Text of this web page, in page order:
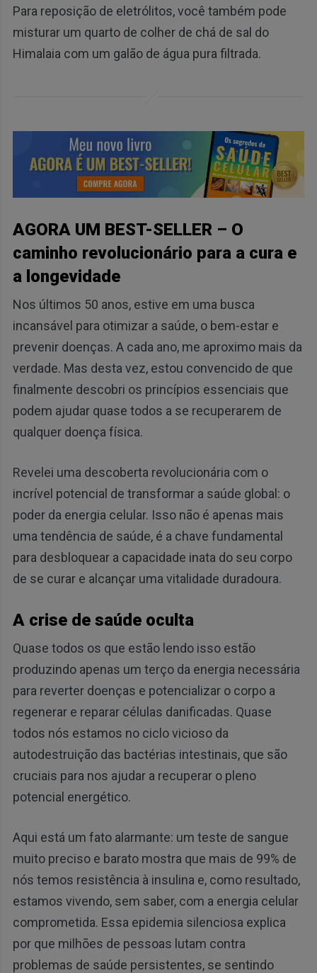
Para reposição de eletrólitos, você também pode
misturar um quarto de colher de chá de sal do
Himalaia com um galão de água pura filtrada.
AGORA UM BEST-SELLER – O
caminho revolucionário para a cura e
a longevidade
Nos últimos 50 anos, estive em uma busca
incansável para otimizar a saúde, o bem-estar e
prevenir doenças. A cada ano, me aproximo mais da
verdade. Mas desta vez, estou convencido de que
finalmente descobri os princípios essenciais que
podem ajudar quase todos a se recuperarem de
qualquer doença física.
Revelei uma descoberta revolucionária com o
incrível potencial de transformar a saúde global: o
poder da energia celular. Isso não é apenas mais
uma tendência de saúde, é a chave fundamental
para desbloquear a capacidade inata do seu corpo
de se curar e alcançar uma vitalidade duradoura.
A crise de saúde oculta
Quase todos os que estão lendo isso estão
produzindo apenas um terço da energia necessária
para reverter doenças e potencializar o corpo a
regenerar e reparar células danificadas. Quase
todos nós estamos no ciclo vicioso da
autodestruição das bactérias intestinais, que são
cruciais para nos ajudar a recuperar o pleno
potencial energético.
Aqui está um fato alarmante: um teste de sangue
muito preciso e barato mostra que mais de 99% de
nós temos resistência à insulina e, como resultado,
estamos vivendo, sem saber, com a energia celular
comprometida. Essa epidemia silenciosa explica
por que milhões de pessoas lutam contra
problemas de saúde persistentes, se sentindo